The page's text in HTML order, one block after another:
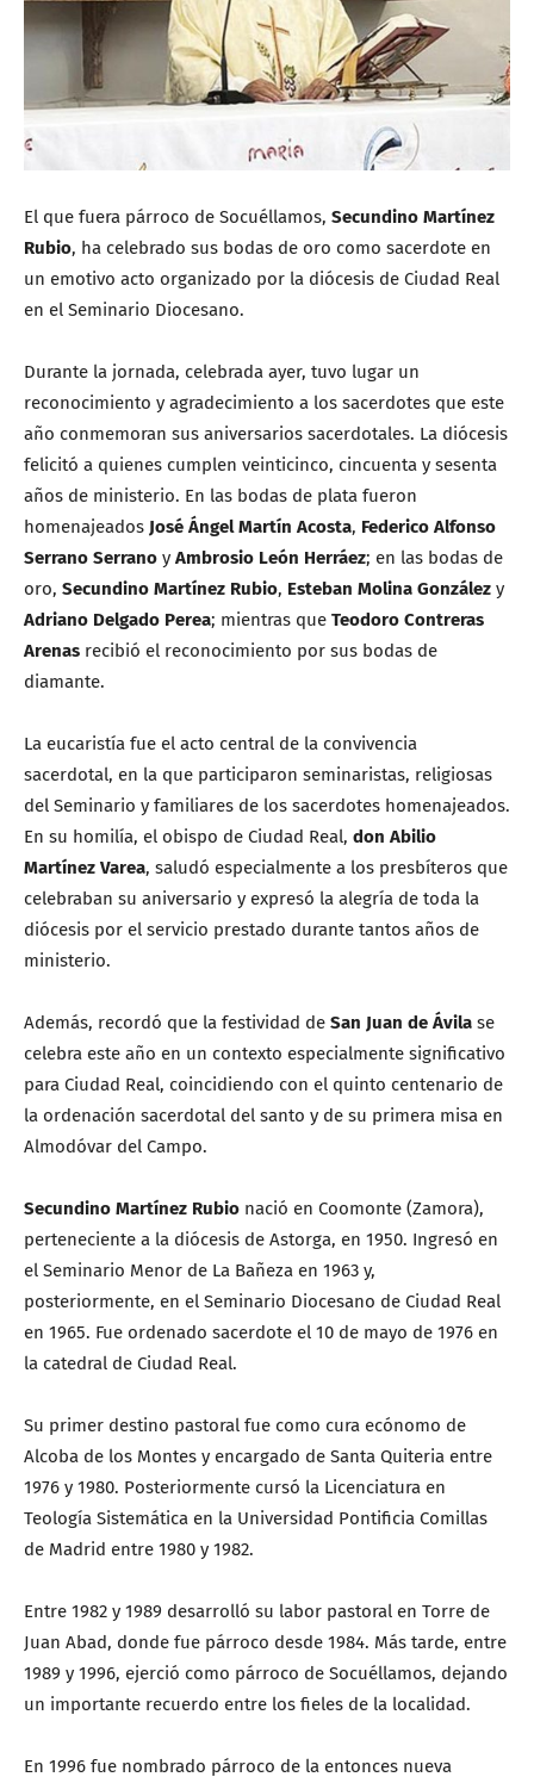
El que fuera párroco de Socuéllamos, Secundino Martínez
Rubio, ha celebrado sus bodas de oro como sacerdote en
un emotivo acto organizado por la diócesis de Ciudad Real
en el Seminario Diocesano.
Durante la jornada, celebrada ayer, tuvo lugar un
reconocimiento y agradecimiento a los sacerdotes que este
año conmemoran sus aniversarios sacerdotales. La diócesis
felicitó a quienes cumplen veinticinco, cincuenta y sesenta
años de ministerio. En las bodas de plata fueron
homenajeados José Ángel Martín Acosta, Federico Alfonso
Serrano Serrano y Ambrosio León Herráez; en las bodas de
oro, Secundino Martínez Rubio, Esteban Molina González y
Adriano Delgado Perea; mientras que Teodoro Contreras
Arenas recibió el reconocimiento por sus bodas de
diamante.
La eucaristía fue el acto central de la convivencia
sacerdotal, en la que participaron seminaristas, religiosas
del Seminario y familiares de los sacerdotes homenajeados.
En su homilía, el obispo de Ciudad Real, don Abilio
Martínez Varea, saludó especialmente a los presbíteros que
celebraban su aniversario y expresó la alegría de toda la
diócesis por el servicio prestado durante tantos años de
ministerio.
Además, recordó que la festividad de San Juan de Ávila se
celebra este año en un contexto especialmente significativo
para Ciudad Real, coincidiendo con el quinto centenario de
la ordenación sacerdotal del santo y de su primera misa en
Almodóvar del Campo.
Secundino Martínez Rubio nació en Coomonte (Zamora),
perteneciente a la diócesis de Astorga, en 1950. Ingresó en
el Seminario Menor de La Bañeza en 1963 y,
posteriormente, en el Seminario Diocesano de Ciudad Real
en 1965. Fue ordenado sacerdote el 10 de mayo de 1976 en
la catedral de Ciudad Real.
Su primer destino pastoral fue como cura ecónomo de
Alcoba de los Montes y encargado de Santa Quiteria entre
1976 y 1980. Posteriormente cursó la Licenciatura en
Teología Sistemática en la Universidad Pontificia Comillas
de Madrid entre 1980 y 1982.
Entre 1982 y 1989 desarrolló su labor pastoral en Torre de
Juan Abad, donde fue párroco desde 1984. Más tarde, entre
1989 y 1996, ejerció como párroco de Socuéllamos, dejando
un importante recuerdo entre los fieles de la localidad.
En 1996 fue nombrado párroco de la entonces nueva